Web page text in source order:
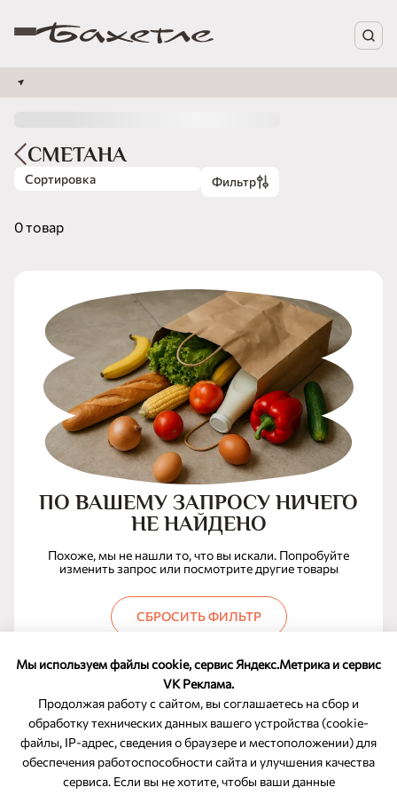
Мы используем файлы cookie, сервис Яндекс.Метрика и сервис
VK Реклама.
Продолжая работу с сайтом, вы соглашаетесь на сбор и
обработку технических данных вашего устройства (cookie-
файлы, IP-адрес, сведения о браузере и местоположении) для
обеспечения работоспособности сайта и улучшения качества
сервиса. Если вы не хотите, чтобы ваши данные
СМЕТАНА
Сортировка Фильтр
0 товар
ПО ВАШЕМУ ЗАПРОСУ НИЧЕГО
НЕ НАЙДЕНО
Похоже, мы не нашли то, что вы искали. Попробуйте
изменить запрос или посмотрите другие товары
СБРОСИТЬ ФИЛЬТР
ОБРАТНАЯ СВЯЗЬ
8-800-350-46-10